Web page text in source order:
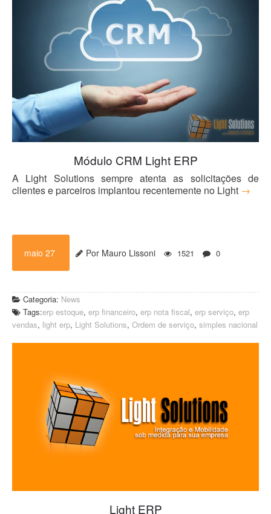
Módulo CRM Light ERP
A Light Solutions sempre atenta as solicitações de
clientes e parceiros implantou recentemente no Light →
maio 27 Por Mauro Lissoni 1521 0
Categoria: News
Tags:erp estoque, erp financeiro, erp nota fiscal, erp serviço, erp
vendas, light erp, Light Solutions, Ordem de serviço, simples nacional
Light ERP